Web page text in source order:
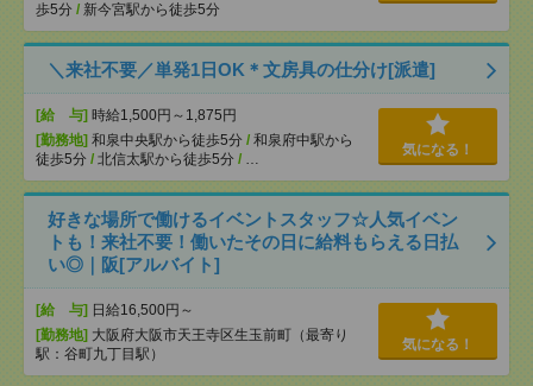
歩5分 / 新今宮駅から徒歩5分
＼来社不要／単発1日OK＊文房具の仕分け[派遣]
[給 与] 時給1,500円～1,875円
[勤務地] 和泉中央駅から徒歩5分 / 和泉府中駅から
徒歩5分 / 北信太駅から徒歩5分 / …
気になる！
好きな場所で働けるイベントスタッフ☆人気イベン
トも！来社不要！働いたその日に給料もらえる日払
い◎｜阪[アルバイト]
[給 与] 日給16,500円～
[勤務地] 大阪府大阪市天王寺区生玉前町（最寄り
駅：谷町九丁目駅）
気になる！